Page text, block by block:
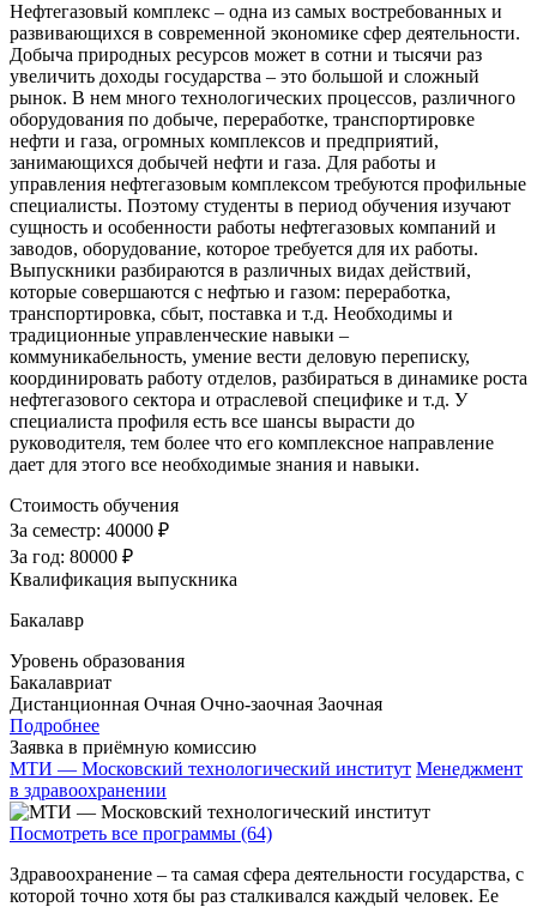
Нефтегазовый комплекс – одна из самых востребованных и
развивающихся в современной экономике сфер деятельности.
Добыча природных ресурсов может в сотни и тысячи раз
увеличить доходы государства – это большой и сложный
рынок. В нем много технологических процессов, различного
оборудования по добыче, переработке, транспортировке
нефти и газа, огромных комплексов и предприятий,
занимающихся добычей нефти и газа. Для работы и
управления нефтегазовым комплексом требуются профильные
специалисты. Поэтому студенты в период обучения изучают
сущность и особенности работы нефтегазовых компаний и
заводов, оборудование, которое требуется для их работы.
Выпускники разбираются в различных видах действий,
которые совершаются с нефтью и газом: переработка,
транспортировка, сбыт, поставка и т.д. Необходимы и
традиционные управленческие навыки –
коммуникабельность, умение вести деловую переписку,
координировать работу отделов, разбираться в динамике роста
нефтегазового сектора и отраслевой специфике и т.д. У
специалиста профиля есть все шансы вырасти до
руководителя, тем более что его комплексное направление
дает для этого все необходимые знания и навыки.
Стоимость обучения
За семестр: 40000 ₽
За год: 80000 ₽
Квалификация выпускника
Бакалавр
Уровень образования
Бакалавриат
Дистанционная Очная Очно-заочная Заочная
Подробнее
Заявка в приёмную комиссию
МТИ — Московский технологический институт Менеджмент
в здравоохранении
Посмотреть все программы (64)
Здравоохранение – та самая сфера деятельности государства, с
которой точно хотя бы раз сталкивался каждый человек. Ее